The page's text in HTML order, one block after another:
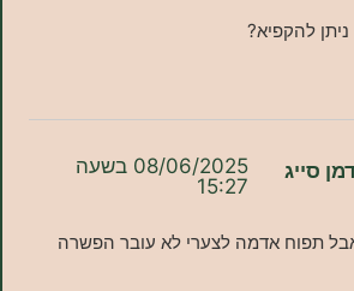
08/06/2025 בשעה
15:27
אדמה לצערי לא עובר הפשרה